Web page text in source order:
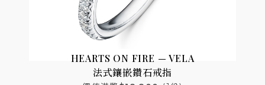
HEARTS ON FIRE — VELA
法式鑲嵌鑽石戒指